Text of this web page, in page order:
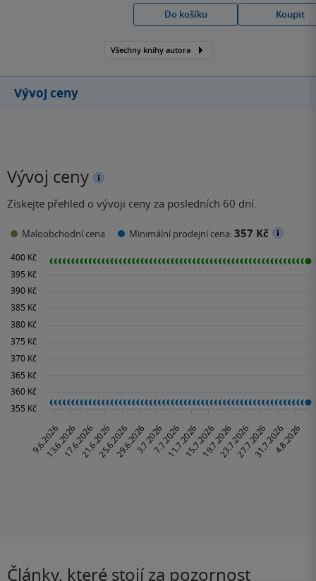
podnikatelských kruhů.
Výpověď z deníku…
Do košíku
Koupit
Všechny knihy autora
Vývoj ceny
Vývoj ceny
Získejte přehled o vývoji ceny za posledních 60 dní.
Maloobchodní cena Minimální prodejní cena:357 Kč
Články, které stojí za pozornost